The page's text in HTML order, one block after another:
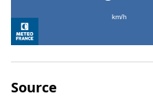
Source